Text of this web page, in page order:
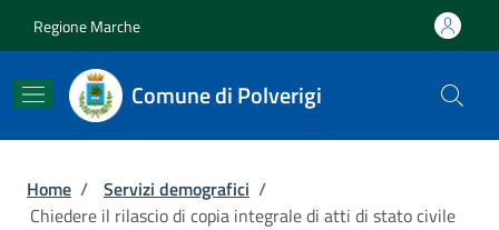
Regione Marche
Comune di Polverigi
Briciole di pane
Home / Servizi demografici /
Chiedere il rilascio di copia integrale di atti di stato civile